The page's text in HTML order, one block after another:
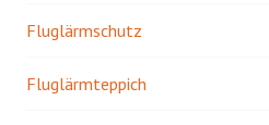
Fluglärmschutz
Fluglärmteppich